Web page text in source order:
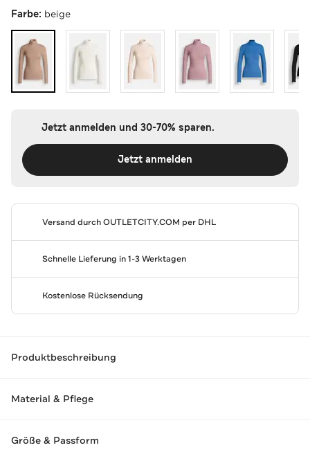
Farbe: beige
Jetzt anmelden und 30-70% sparen.
Jetzt anmelden
Versand durchOUTLETCITY.COM per DHL
Schnelle Lieferung in 1-3 Werktagen
Kostenlose Rücksendung
Produktbeschreibung
Material & Pflege
Größe & Passform